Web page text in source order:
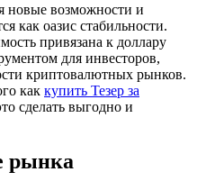
новые возможности и
как оазис стабильности.
привязана к доллару
для инвесторов,
криптовалютных рынков.
как купить Тезер за
сделать выгодно и
рынка